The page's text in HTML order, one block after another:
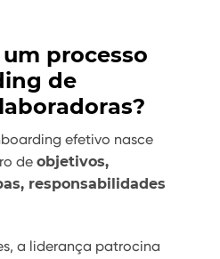
processo
de
efetivo nasce
de objetivos,
responsabilidades
a liderança patrocina